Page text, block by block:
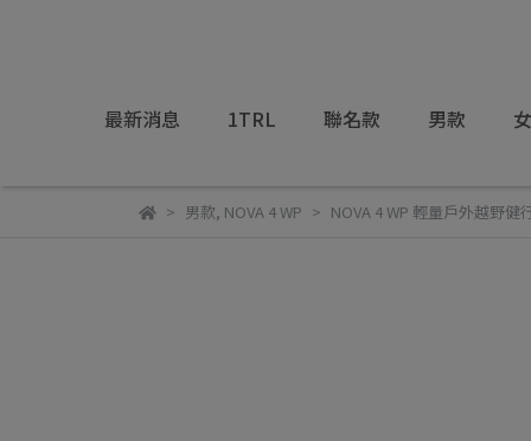
最新消息 1TRL 聯名款 男款
男款, NOVA 4 WP NOVA 4 WP 輕量戶外越野